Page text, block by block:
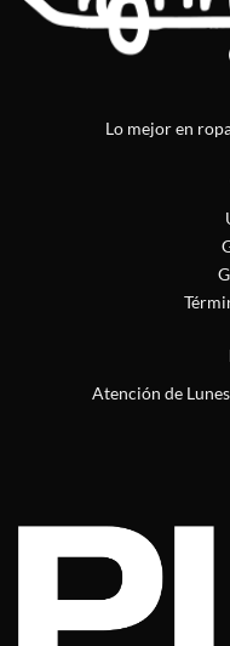
Lo mejor en
Atención de